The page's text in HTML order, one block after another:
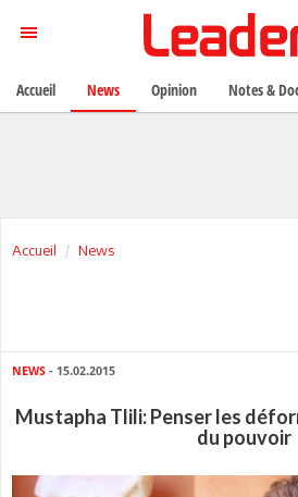
Accueil News
NEWS - 15.02.2015
Mustapha Tlili: Penser les
du pouvoir
Accueil News Opinion Notes &